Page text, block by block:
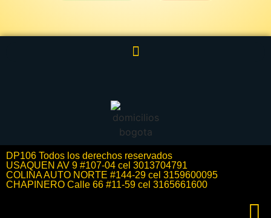
DP106 Todos los derechos reservados
USAQUEN AV 9 #107-04 cel 3013704791
COLINA AUTO NORTE #144-29 cel 3159600095
CHAPINERO Calle 66 #11-59 cel 3165661600